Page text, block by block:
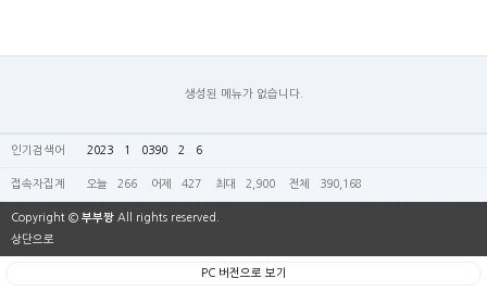
생성된 메뉴가 없습니다.
인기검색어 2023 1 0390 2 6
접속자집계 오늘 266 어제 427 최대 2,900 전체 390,168
Copyright © 부부짱 All rights reserved.
상단으로
PC 버전으로 보기